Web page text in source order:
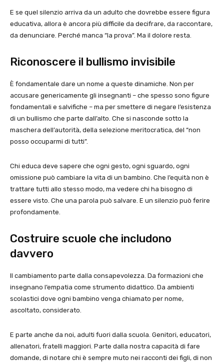
E se quel silenzio arriva da un adulto che dovrebbe essere figura
educativa, allora è ancora più difficile da decifrare, da raccontare,
da denunciare. Perché manca “la prova”. Ma il dolore resta.
Riconoscere il bullismo invisibile
È fondamentale dare un nome a queste dinamiche. Non per
accusare genericamente gli insegnanti – che spesso sono figure
fondamentali e salvifiche – ma per smettere di negare l’esistenza
di un bullismo che parte dall’alto. Che si nasconde sotto la
maschera dell’autorità, della selezione meritocratica, del “non
posso occuparmi di tutti”.
Chi educa deve sapere che ogni gesto, ogni sguardo, ogni
omissione può cambiare la vita di un bambino. Che l’equità non è
trattare tutti allo stesso modo, ma vedere chi ha bisogno di
essere visto. Che una parola può salvare. E un silenzio può ferire
profondamente.
Costruire scuole che includono
davvero
Il cambiamento parte dalla consapevolezza. Da formazioni che
insegnano l’empatia come strumento didattico. Da ambienti
scolastici dove ogni bambino venga chiamato per nome,
ascoltato, considerato.
E parte anche da noi, adulti fuori dalla scuola. Genitori, educatori,
allenatori, fratelli maggiori. Parte dalla nostra capacità di fare
domande, di notare chi è sempre muto nei racconti dei figli, di non